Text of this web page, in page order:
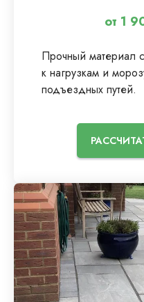
от 1
Прочный материал
к нагрузкам и
подъездных путей.